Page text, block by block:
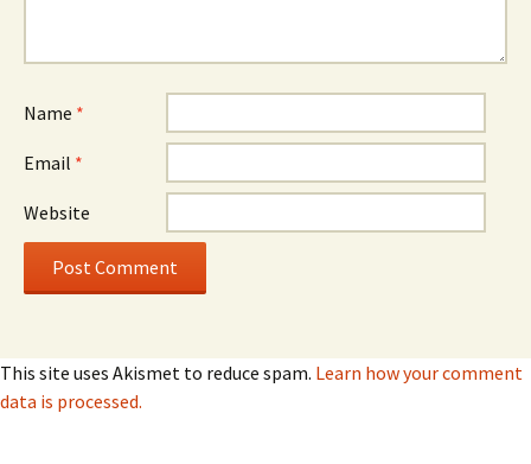
Name *
Email *
Website
This site uses Akismet to reduce spam. Learn how your comment
data is processed.